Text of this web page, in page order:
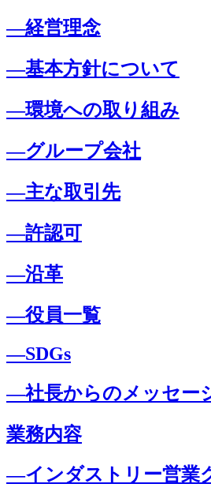
―経営理念
―基本方針について
―環境への取り組み
―グループ会社
―主な取引先
―許認可
―沿革
―役員一覧
―SDGs
―社長からのメッセー
業務内容
―インダストリー営業